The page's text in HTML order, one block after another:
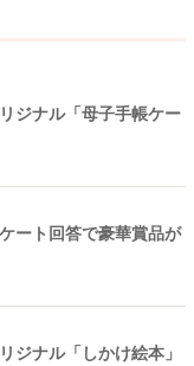
ジナル「母子手帳ケー
ート回答で豪華賞品が
ジナル「しかけ絵本」